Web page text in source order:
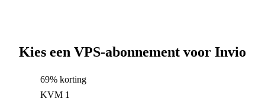
Kies een VPS-abonnement voor Invio
69% korting
KVM 1